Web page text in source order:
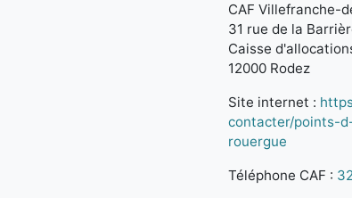
CAF Villefranche-
31 rue de la
Caisse
12000 Rodez
Site internet :
contacter/points-
rouergue
Téléphone CAF :